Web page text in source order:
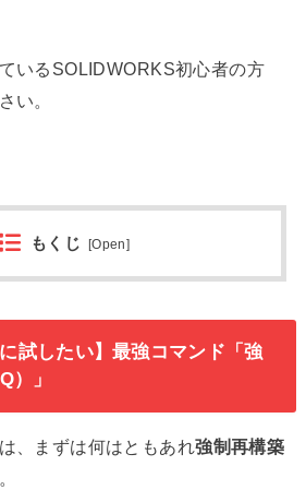
いるSOLIDWORKS初心者の方
い。
もくじ [Open]
試したい】最強コマンド「強
）」
、まずは何はともあれ強制再構築